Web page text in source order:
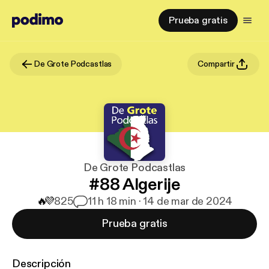
Prueba gratis
De Grote Podcastlas Compartir
De Grote Podcastlas
#88 Algerije
🔥💜825 11 h 18 min · 14 de mar de 2024
Prueba gratis
Descripción